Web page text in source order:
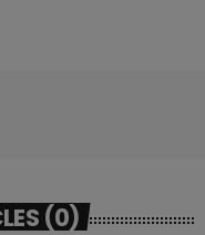
(0)